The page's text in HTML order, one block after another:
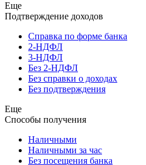
Еще
Подтверждение доходов
Справка по форме банка
2-НДФЛ
3-НДФЛ
Без 2-НДФЛ
Без справки о доходах
Без подтверждения
Еще
Способы получения
Наличными
Наличными за час
Без посещения банка